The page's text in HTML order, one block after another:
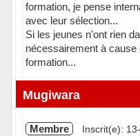
formation, je pense
avec leur sélection...
Si les jeunes n'ont rien
nécessairement à
formation...
Mugiwara
Membre Inscrit(e):